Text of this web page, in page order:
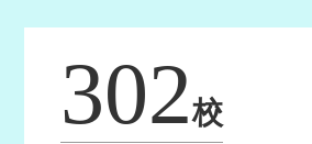
302校